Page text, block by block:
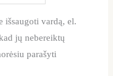
išsaugoti vardą, el.
jų nebereiktų
parašyti